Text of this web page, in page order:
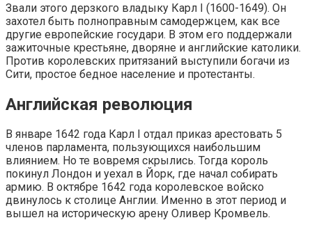
Звали этого дерзкого владыку Карл I (1600-1649). Он
захотел быть полноправным самодержцем, как все
другие европейские государи. В этом его поддержали
зажиточные крестьяне, дворяне и английские католики.
Против королевских притязаний выступили богачи из
Сити, простое бедное население и протестанты.
Английская революция
В январе 1642 года Карл I отдал приказ арестовать 5
членов парламента, пользующихся наибольшим
влиянием. Но те вовремя скрылись. Тогда король
покинул Лондон и уехал в Йорк, где начал собирать
армию. В октябре 1642 года королевское войско
двинулось к столице Англии. Именно в этот период и
вышел на историческую арену Оливер Кромвель.